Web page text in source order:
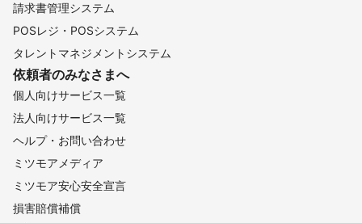
請求書管理システム
POSレジ・POSシステム
タレントマネジメントシステム
依頼者のみなさまへ
個人向けサービス一覧
法人向けサービス一覧
ヘルプ・お問い合わせ
ミツモアメディア
ミツモア安心安全宣言
損害賠償補償